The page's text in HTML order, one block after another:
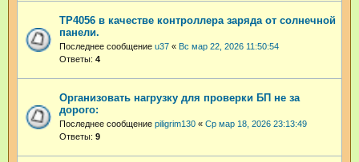
TP4056 в качестве контроллера заряда от солнечной
панели.
Последнее сообщение u37 « Вс мар 22, 2026 11:50:54
Ответы: 4
Организовать нагрузку для проверки БП не за
дорого:
Последнее сообщение piligrim130 « Ср мар 18, 2026 23:13:49
Ответы: 9